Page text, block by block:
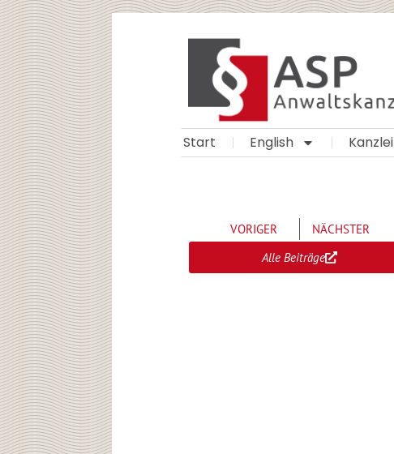
Zum
Inhalt
springen
Start English Kanzlei
VORIGER
NÄCHSTER
Alle Beiträge